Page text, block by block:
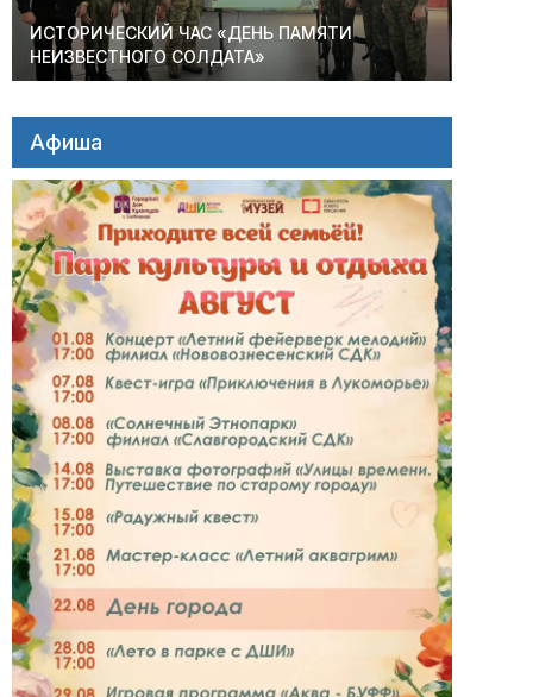
ИСТОРИЧЕСКИЙ ЧАС «ДЕНЬ ПАМЯТИ
НЕИЗВЕСТНОГО СОЛДАТА»
Афиша